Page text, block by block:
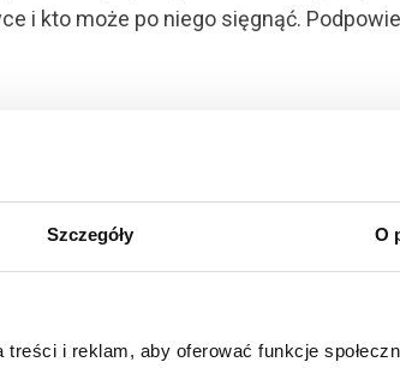
Szczegóły O
i reklam, aby oferować funkcje
i kto może po niego sięgnąć.
(konsolidacji) kredytów. Dzięki temu